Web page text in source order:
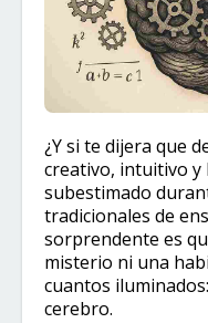
¿Y si te dijera que
creativo, intuitivo y
subestimado
tradicionales de
sorprendente es
misterio ni una
cuantos
cerebro.